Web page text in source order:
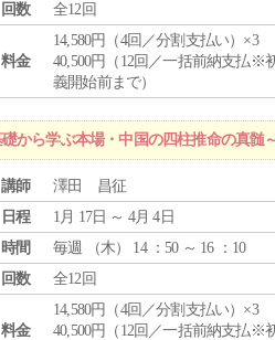
回数
全12回
料金
14,580円（4回／分割支払い）×3
40,500円（12回／一括前納支払※
義開始前まで）
から学ぶ本場・中国の四柱推命の真髄
講師
澤田 昌征
日程
1月 17日 ～ 4月 4日
時間
毎週 （木） 14 ：50 ～ 16 ：10
回数
全12回
料金
14,580円（4回／分割支払い）×3
40,500円（12回／一括前納支払※